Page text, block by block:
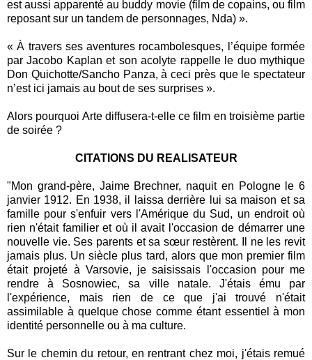
est aussi apparenté au buddy movie (film de copains, ou film
reposant sur un tandem de personnages, Nda) ».
« À travers ses aventures rocambolesques, l’équipe formée
par Jacobo Kaplan et son acolyte rappelle le duo mythique
Don Quichotte/Sancho Panza, à ceci près que le spectateur
n’est ici jamais au bout de ses surprises ».
Alors pourquoi Arte diffusera-t-elle ce film en troisième partie
de soirée ?
CITATIONS DU REALISATEUR
"Mon grand-père, Jaime Brechner, naquit en Pologne le 6
janvier 1912. En 1938, il laissa derrière lui sa maison et sa
famille pour s'enfuir vers l'Amérique du Sud, un endroit où
rien n'était familier et où il avait l'occasion de démarrer une
nouvelle vie. Ses parents et sa sœur restèrent. Il ne les revit
jamais plus. Un siècle plus tard, alors que mon premier film
était projeté à Varsovie, je saisissais l'occasion pour me
rendre à Sosnowiec, sa ville natale. J'étais ému par
l'expérience, mais rien de ce que j'ai trouvé n'était
assimilable à quelque chose comme étant essentiel à mon
identité personnelle ou à ma culture.
Sur le chemin du retour, en rentrant chez moi, j'étais remué